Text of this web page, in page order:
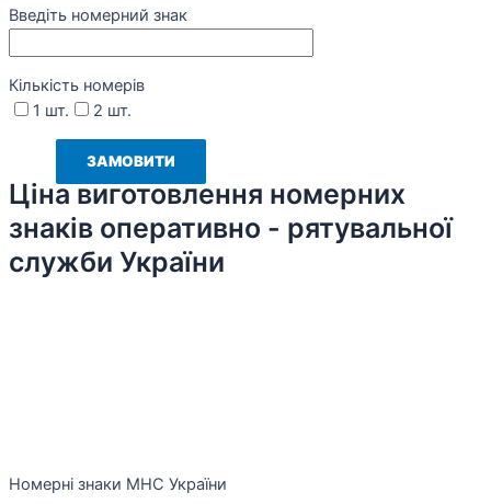
Введіть номерний знак
Кількість номерів
1 шт.
2 шт.
Ціна виготовлення номерних
знаків оперативно - рятувальної
служби України
Номерні знаки МНС України